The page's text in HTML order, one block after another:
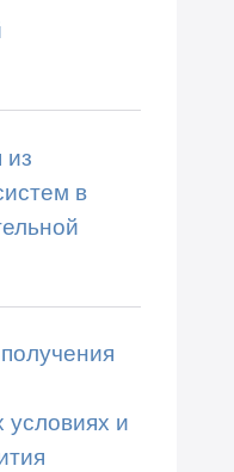
из
в
условиях и